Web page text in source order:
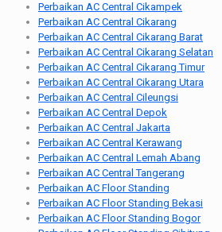
Perbaikan AC Central Cikampek
Perbaikan AC Central Cikarang
Perbaikan AC Central Cikarang Barat
Perbaikan AC Central Cikarang Selatan
Perbaikan AC Central Cikarang Timur
Perbaikan AC Central Cikarang Utara
Perbaikan AC Central Cileungsi
Perbaikan AC Central Depok
Perbaikan AC Central Jakarta
Perbaikan AC Central Kerawang
Perbaikan AC Central Lemah Abang
Perbaikan AC Central Tangerang
Perbaikan AC Floor Standing
Perbaikan AC Floor Standing Bekasi
Perbaikan AC Floor Standing Bogor